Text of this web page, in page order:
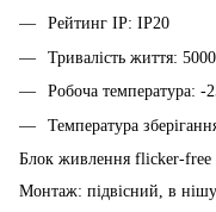
Рейтинг IP: IP20
Тривалість життя:
Робоча температура: -
Температура
Блок живлення flicker-free
Монтаж: підвісний, в нішу.